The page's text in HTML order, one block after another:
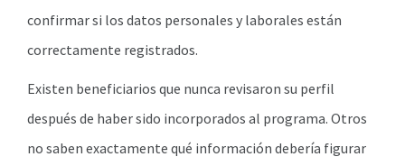
confirmar si los datos personales y laborales están
correctamente registrados.
Existen beneficiarios que nunca revisaron su perfil
después de haber sido incorporados al programa. Otros
no saben exactamente qué información debería figurar